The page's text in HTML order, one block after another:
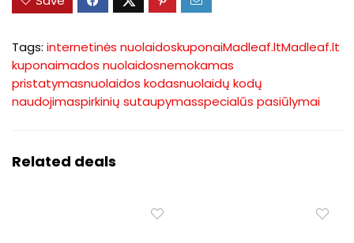
Tags: internetinės nuolaidoskuponaiMadleaf.ltMadleaf.lt
kuponaimados nuolaidosnemokamas
pristatymasnuolaidos kodasnuolaidų kodų
naudojimaspirkinių sutaupymasspecialūs pasiūlymai
Related deals